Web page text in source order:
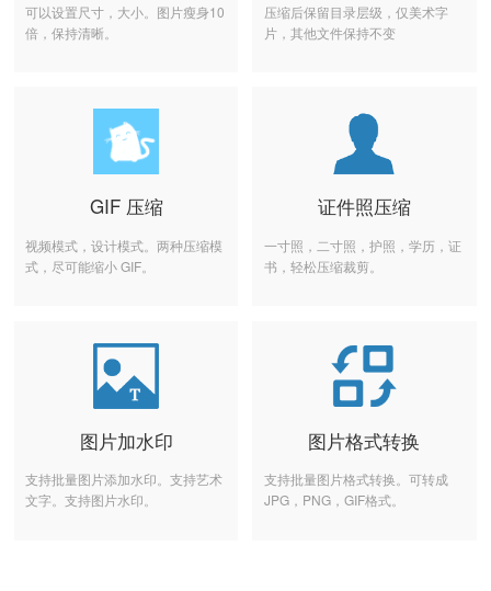
可以设置尺寸，大小。图片瘦身10
倍，保持清晰。
压缩后保留目录层级，仅美术字
片，其他文件保持不变
GIF 压缩
视频模式，设计模式。两种压缩模
式，尽可能缩小 GIF。
证件照压缩
一寸照，二寸照，护照，学历，证
书，轻松压缩裁剪。
图片加水印
支持批量图片添加水印。支持艺术
文字。支持图片水印。
图片格式转换
支持批量图片格式转换。可转成
JPG，PNG，GIF格式。